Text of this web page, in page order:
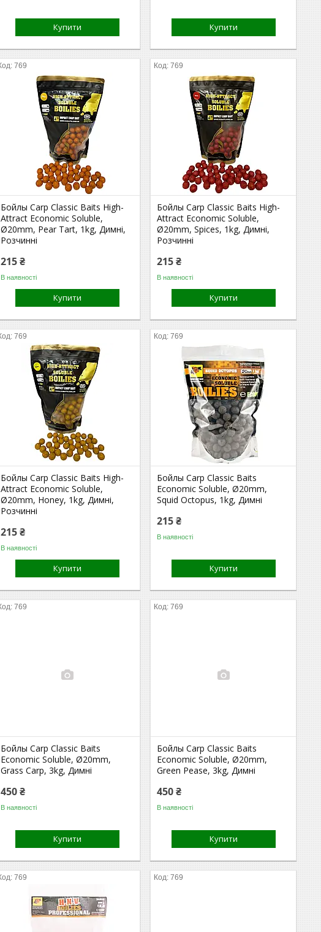
Купити Купити
769
Бойлы Carp Classic Baits High-
Attract Economic Soluble,
Ø20mm, Pear Tart, 1kg, Димні,
Розчинні
215 ₴
В наявності
Купити
769
Бойлы Carp Classic Baits High-
Attract Economic Soluble,
Ø20mm, Spices, 1kg, Димні,
Розчинні
215 ₴
В наявності
Купити
769
Бойлы Carp Classic Baits High-
Attract Economic Soluble,
Ø20mm, Honey, 1kg, Димні,
Розчинні
215 ₴
В наявності
Купити
769
Бойлы Carp Classic Baits
Economic Soluble, Ø20mm,
Squid Octopus, 1kg, Димні
215 ₴
В наявності
Купити
769
Бойлы Carp Classic Baits
Economic Soluble, Ø20mm,
Grass Carp, 3kg, Димні
450 ₴
В наявності
Купити
769
Бойлы Carp Classic Baits
Economic Soluble, Ø20mm,
Green Pease, 3kg, Димні
450 ₴
В наявності
Купити
769 769